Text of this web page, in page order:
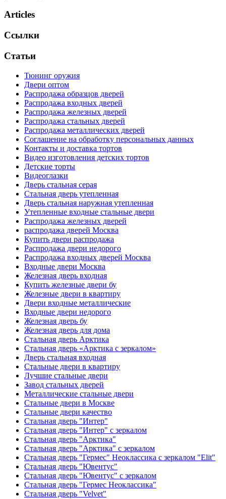
Articles
Ссылки
Статьи
Тюнинг оружия
Двери оптом
Распродажа образцов дверей
Распродажа входных дверей
Распродажа железных дверей
Распродажа стальных дверей
Распродажа металлических дверей
Соглашение на обработку персональных данных
Контакты и доставка тортов
Видео изготовления детских тортов
Детские торты
Видеоглазки
Дверь стальная серая
Стальная дверь утепленная
Дверь стальная наружная утепленная
Утепленные входные стальные двери
Распродажа железных дверей
распродажа дверей Москва
Купить двери распродажа
Распродажа двери недорого
Распродажа входных дверей Москва
Входные двери Москва
Железная дверь входная
Купить железные двери бу
Железные двери в квартиру
Двери входные металлические
Входные двери недорого
Железная дверь бу
Железная дверь для дома
Стальная дверь Арктика
Стальная дверь «Арктика с зеркалом»
Дверь стальная входная
Стальные двери в квартиру
Лучшие стальные двери
Завод стальных дверей
Металлические стальные двери
Стальные двери в Москве
Стальные двери качество
Стальная дверь "Интер"
Стальная дверь "Интер" с зеркалом
Стальная дверь "Арктика"
Стальная дверь "Арктика" с зеркалом
Стальная дверь "Гермес" Неоклассика с зеркалом "Elit"
Стальная дверь "Ювентус"
Стальная дверь "Ювентус" с зеркалом
Стальная дверь "Гермес Неоклассика"
Стальная дверь "Velvet"